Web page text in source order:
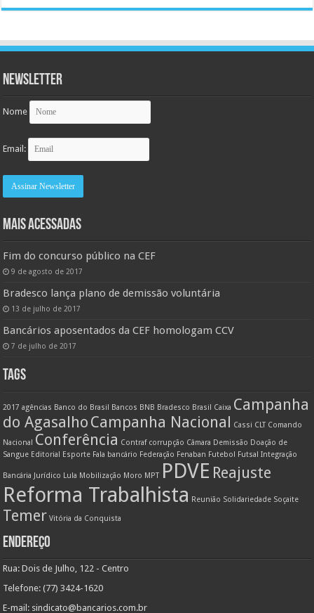
Newsletter
Nome
Email:
MAIS ACESSADAS
Fim do concurso público na CEF
9 de agosto de 2017
Bradesco lança plano de demissão voluntária
13 de julho de 2017
Bancários aposentados da CEF homologam CCV
7 de julho de 2017
TAGS
2017 agências Banco do Brasil Bancos BNB Bradesco Brasil Caixa Campanha
do Agasalho Campanha Nacional Cassi CLT Comando
Nacional
Conferência Contraf corrupção Câmara Demissão Doação de
Sangue Editorial Esporte Fala bancário Federação Fenaban Futebol Futsal Integração
Bancária Jurídico Lula Mobilização Moro MPT PDVE Reajuste
Reforma Trabalhista Reunião Solidariedade Soçaite
Temer Vitória da Conquista
ENDEREÇO
Rua: Dois de Julho, 122 - Centro
Telefone: (77) 3424-1620
E-mail: sindicato@bancarios.com.br